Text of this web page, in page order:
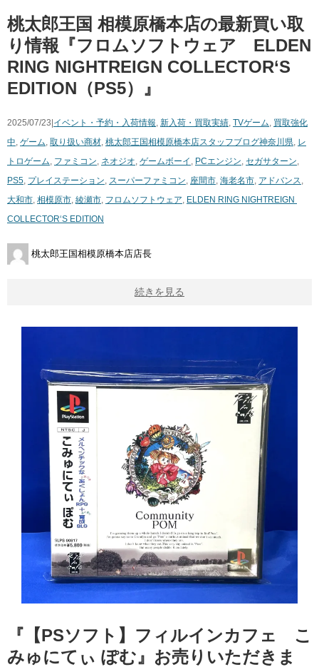
桃太郎王国 相模原橋本店の最新買い取
り情報『フロムソフトウェア ELDEN
​RING ​NIGHTREIGN ​COLLECTOR‘S ​
EDITION（PS5）』
2025/07/23| イベント・予約・入荷情報, 新入荷・買取実績, TVゲーム, 買取強化
中, ゲーム, 取り扱い商材, 桃太郎王国相模原橋本店スタッフブログ神奈川県, レ
トロゲーム, ファミコン, ネオジオ, ゲームボーイ , PCエンジン, セガサターン,
PS5, プレイステーション, スーパーファミコン, 座間市, 海老名市, アドバンス,
大和市, 相模原市, 綾瀬市, フロムソフトウェア, ELDEN ​RING ​NIGHTREIGN ​
COLLECTOR‘S ​EDITION
桃太郎王国相模原橋本店店長
続きを見る
『【PSソフト】フィルインカフェ こ
みゅにてぃ ​ぽむ』お売りいただきま